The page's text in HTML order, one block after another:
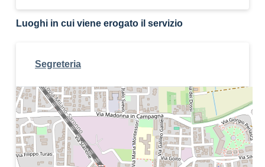
Luoghi in cui viene erogato il servizio
Segreteria